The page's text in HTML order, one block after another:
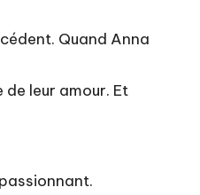
Quand Anna
leur amour. Et